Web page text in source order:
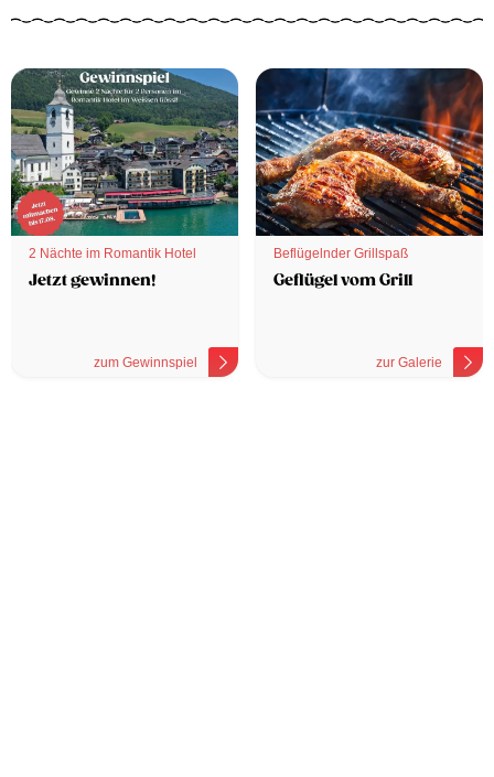
2 Nächte im Romantik Hotel
Jetzt gewinnen!
zum Gewinnspiel
Beflügelnder Grillspaß
Geflügel vom Grill
zur Galerie